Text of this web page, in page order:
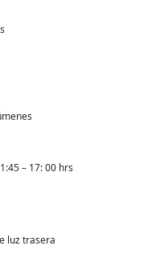
– 17: 00 hrs
luz trasera